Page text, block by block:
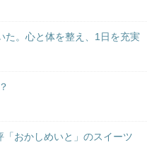
た。心と体を整え、1日を充実
「おかしめいと」のスイーツ